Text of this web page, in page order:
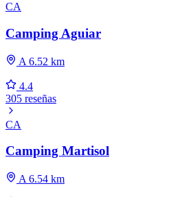
CA
Camping Aguiar
A 6.52 km
4.4
305 reseñas
CA
Camping Martisol
A 6.54 km